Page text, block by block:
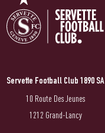
Servette Football Club 1890 SA
10 Route Des Jeunes
1212 Grand-Lancy